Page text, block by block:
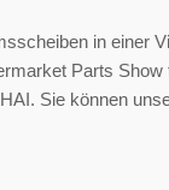
in einer
Parts
Sie können